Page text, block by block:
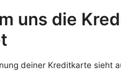
uns die
deiner Kreditkarte sieht